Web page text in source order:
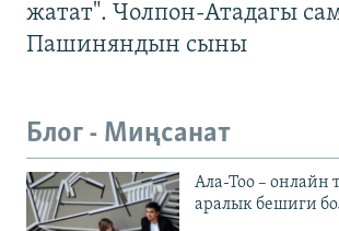
жатат". Чолпон-Атадагы
Пашиняндын сыны
Блог - Миңсанат
Ала-Тоо – онлайн
аралык бешиги